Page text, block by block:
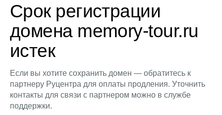
Срок регистрации
домена memory-tour.ru
истек
Если вы хотите сохранить домен — обратитесь к
партнеру Руцентра для оплаты продления. Уточнить
контакты для связи с партнером можно в службе
поддержки.